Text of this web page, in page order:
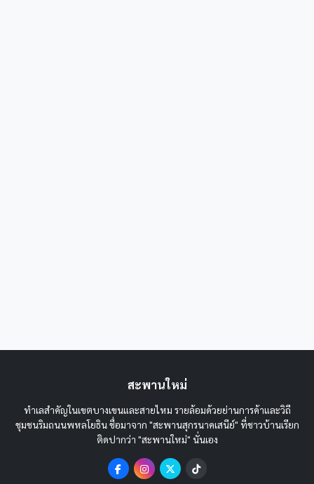
สะพานใหม่
ทำเลสำคัญในเขตบางเขนและสายไหม รายล้อมด้วยย่านการค้าและวิถี
ชุมชนริมถนนพหลโยธิน ชื่อมาจาก "สะพานสุกรนาคเสนีย์" ที่ชาวบ้านเรียก
ติดปากว่า "สะพานใหม่" นั่นเอง